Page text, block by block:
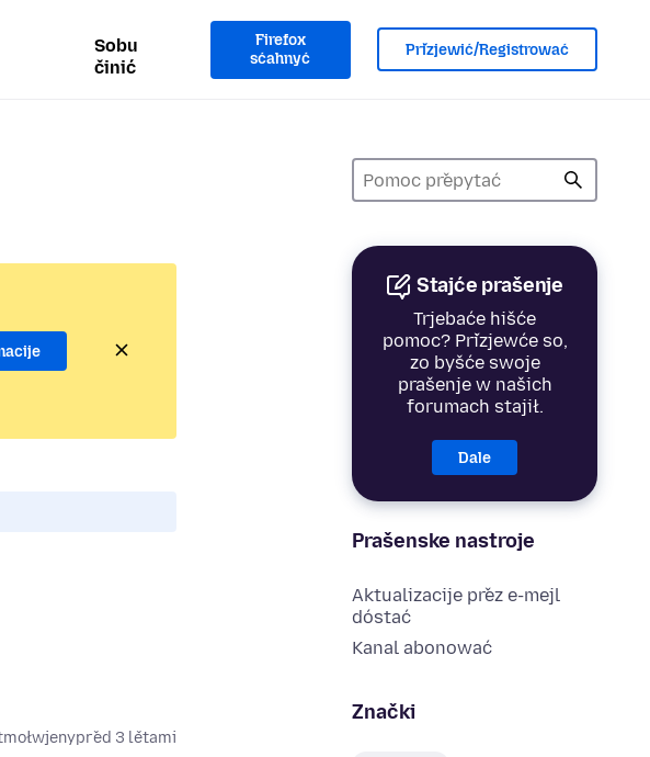
Sobu
činić
Firefox
sćahnyć
Přizjewić/Registrować
Stajće prašenje
Trjebaće hišće
pomoc? Přizjewće so,
zo byšće swoje
prašenje w našich
forumach stajił.
Dale
Prašenske nastroje
Aktualizacije přez e-mejl
dóstać
Kanal abonować
Znački
před 3 lětami